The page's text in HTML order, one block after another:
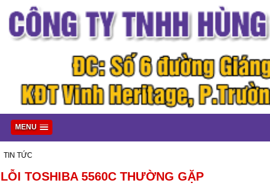
MENU
TIN TỨC
LỖI TOSHIBA 5560C THƯỜNG GẶP